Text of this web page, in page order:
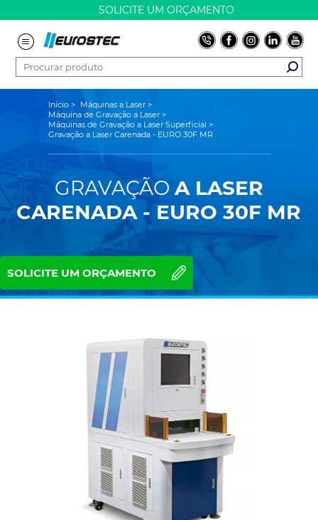
SOLICITE UM ORÇAMENTO
Início > Máquinas a Laser >
Máquina de Gravação a Laser >
Máquinas de Gravação a Laser Superficial >
Gravação a Laser Carenada - EURO 30F MR
GRAVAÇÃO A LASER
CARENADA - EURO 30F MR
SOLICITE UM ORÇAMENTO